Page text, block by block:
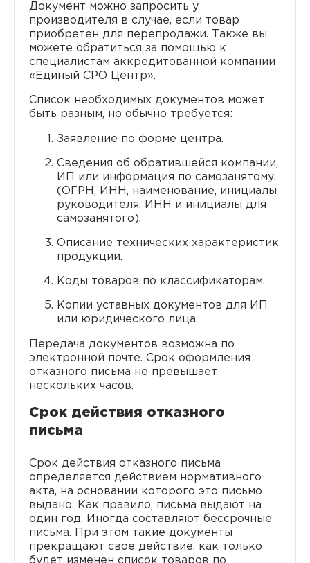
Документ можно запросить у
производителя в случае, если товар
приобретен для перепродажи. Также вы
можете обратиться за помощью к
специалистам аккредитованной компании
«Единый СРО Центр‎».
Список необходимых документов может
быть разным, но обычно требуется:
Заявление по форме центра.
Сведения об обратившейся компании,
ИП или информация по самозанятому.
(ОГРН, ИНН, наименование, инициалы
руководителя, ИНН и инициалы для
самозанятого).
Описание технических характеристик
продукции.
Коды товаров по классификаторам.
Копии уставных документов для ИП
или юридического лица.
Передача документов возможна по
электронной почте. Срок оформления
отказного письма не превышает
нескольких часов.
Срок действия отказного
письма
Срок действия отказного письма
определяется действием нормативного
акта, на основании которого это письмо
выдано. Как правило, письма выдают на
один год. Иногда составляют бессрочные
письма. При этом такие документы
прекращают свое действие, как только
будет изменен список товаров по